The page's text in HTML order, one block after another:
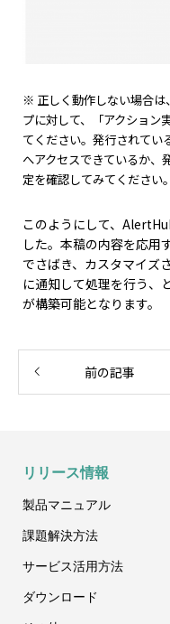
※ 正しく動作しない場合
プに対して、「アクション
てください。発行されてい
へアクセスできているか
定を確認してみてください。
このようにして、
した。本稿の内容を応用
でさばき、カスタマイズ
に通知して処理を行う、
が構築可能となります。
前の記事
リリース情報
製品マニュアル
課題解決方法
サービス活用方法
ダウンロード